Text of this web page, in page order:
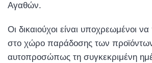
Αγαθών.
Οι δικαιούχοι είναι υποχρεωμένοι
στο χώρο παράδοσης των
αυτοπροσώπως τη συγκεκριμένη